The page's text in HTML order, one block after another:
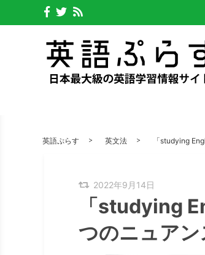
英語ぷらす 英文法 「studying
2022年9月14日
「studying
つのニュア